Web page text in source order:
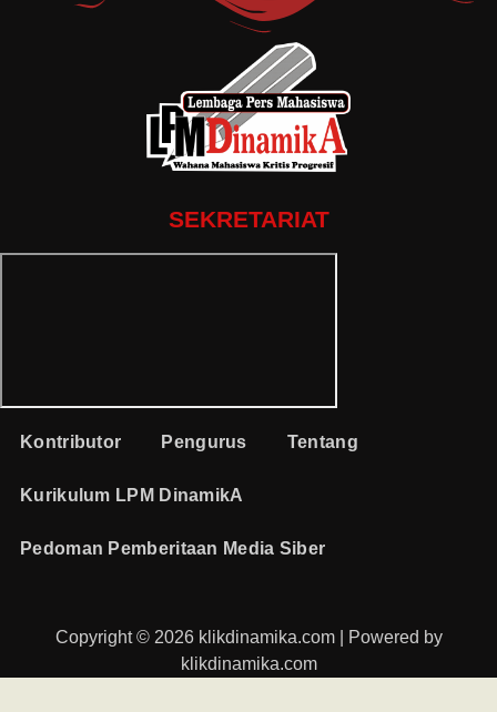
SEKRETARIAT
Kontributor Pengurus Tentang
Kurikulum LPM DinamikA
Pedoman Pemberitaan Media Siber
Copyright © 2026 klikdinamika.com | Powered by
klikdinamika.com